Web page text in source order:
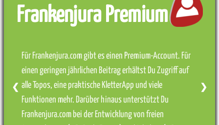
Frankenjura Premium
Für Frankenjura.com gibt es einen Premium-Account. Für
einen geringen jährlichen Beitrag erhältst Du Zugriff auf
alle Topos, eine praktische KletterApp und viele
Funktionen mehr. Darüber hinaus unterstützt Du
Frankenjura.com bei der Entwicklung von freien
❮ ❯